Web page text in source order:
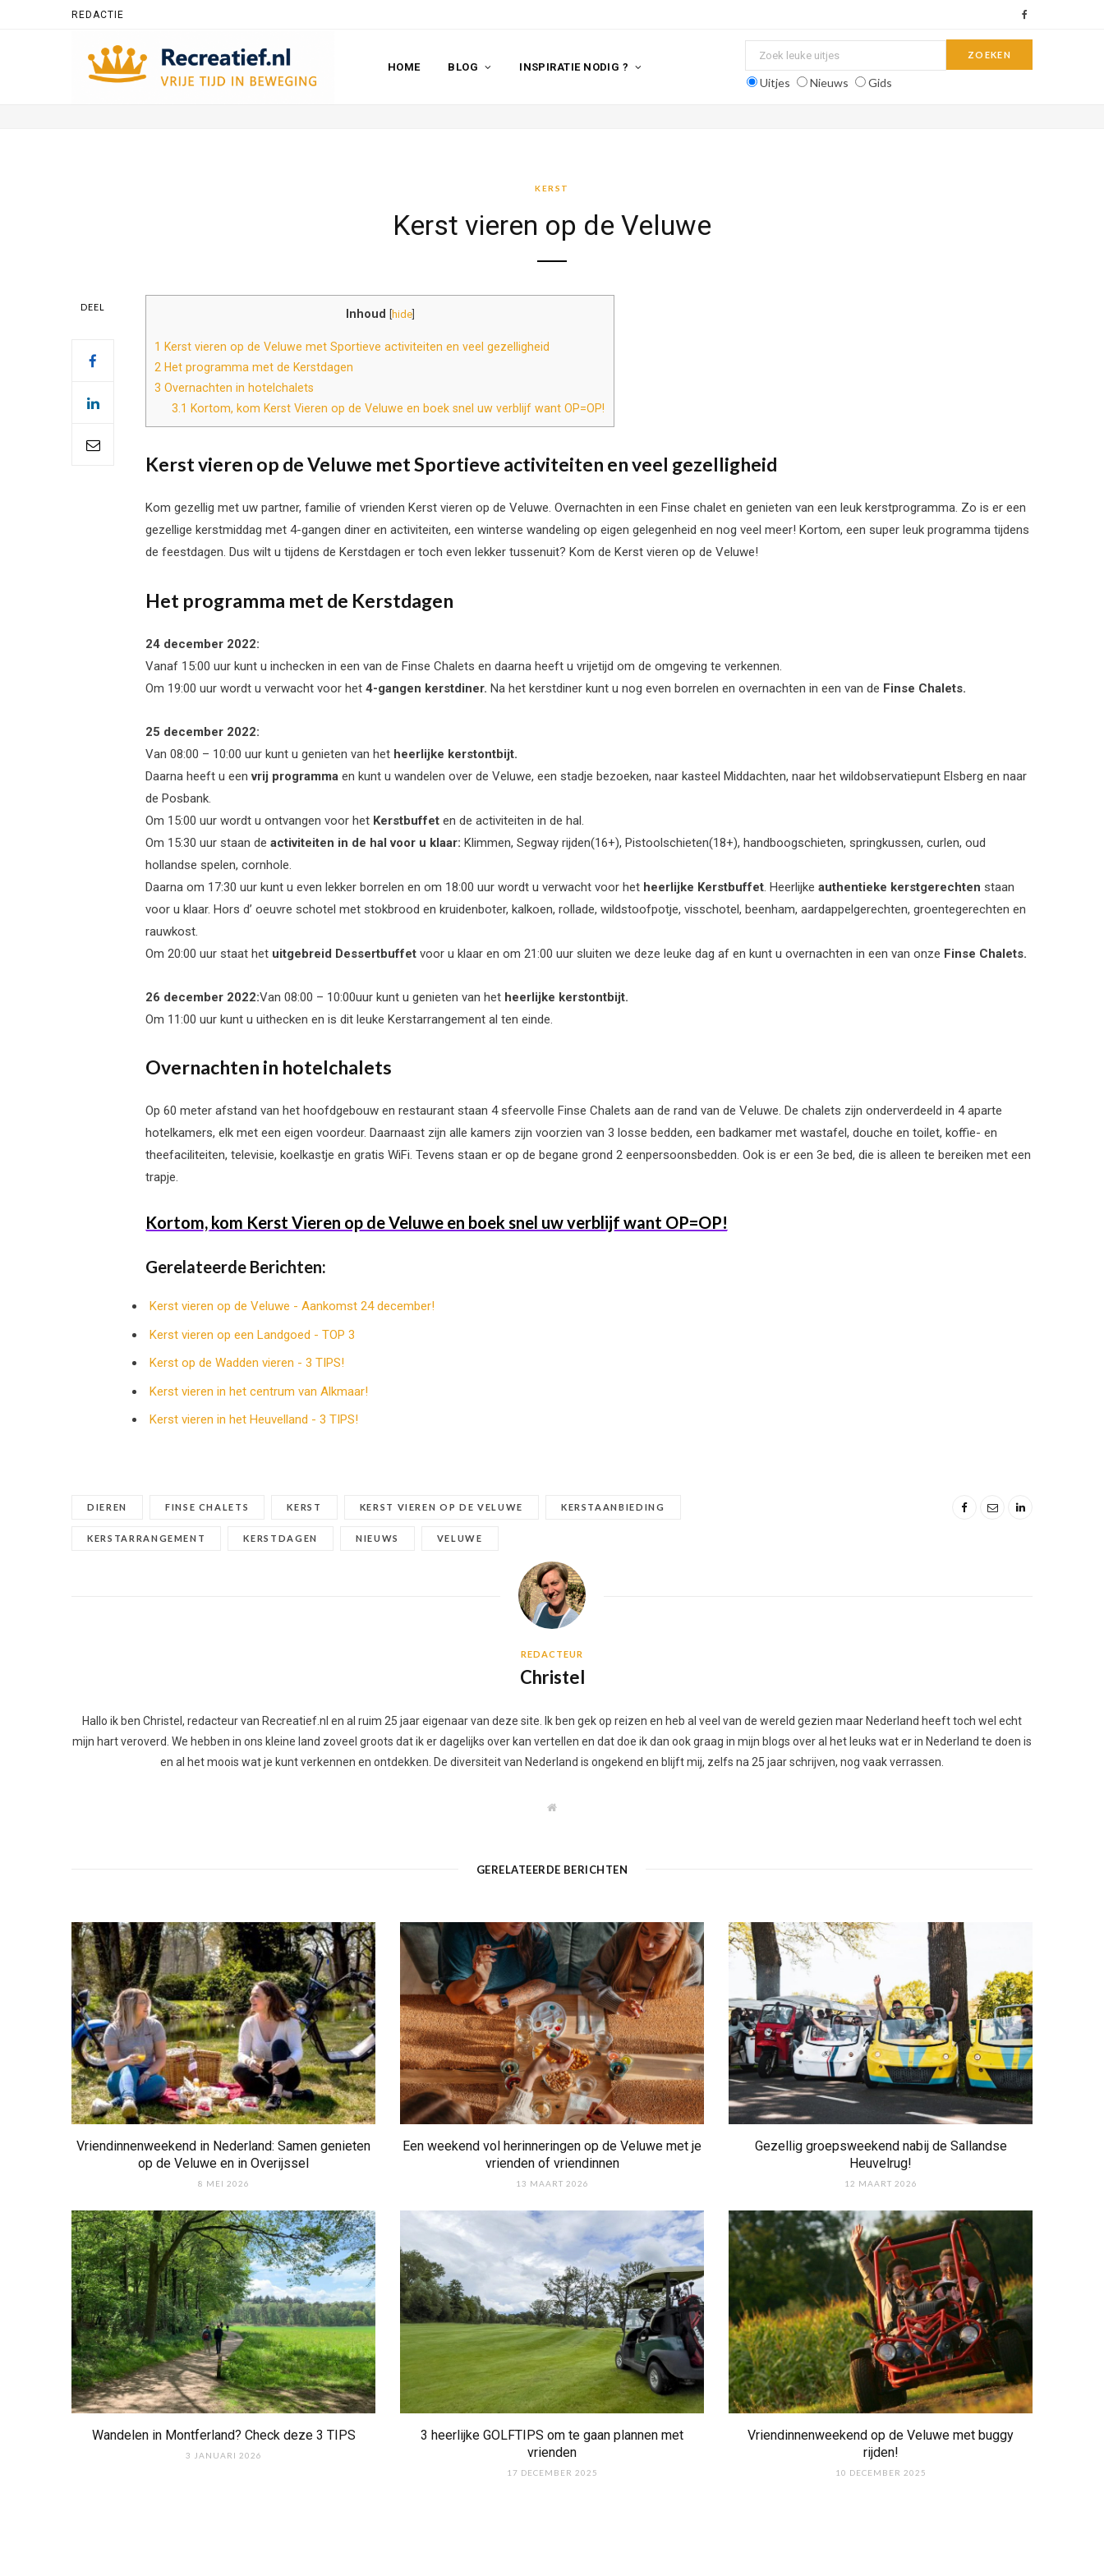
REDACTIE
c
HOME BLOG INSPIRATIE NODIG ?
Uitjes Nieuws Gids
KERST
Kerst vieren op de Veluwe
DEEL
Inhoud hide]
1 Kerst vieren op de Veluwe met Sportieve activiteiten en veel gezelligheid
2 Het programma met de Kerstdagen
3 Overnachten in hotelchalets
3.1 Kortom, kom Kerst Vieren op de Veluwe en boek snel uw verblijf want OP=OP!
Kerst vieren op de Veluwe met Sportieve activiteiten en veel gezelligheid
Kom gezellig met uw partner, familie of vrienden Kerst vieren op de Veluwe. Overnachten in een Finse chalet en genieten van een leuk kerstprogramma. Zo is er een
gezellige kerstmiddag met 4-gangen diner en activiteiten, een winterse wandeling op eigen gelegenheid en nog veel meer! Kortom, een super leuk programma tijdens
de feestdagen. Dus wilt u tijdens de Kerstdagen er toch even lekker tussenuit? Kom de Kerst vieren op de Veluwe!
Het programma met de Kerstdagen
24 december 2022:
Vanaf 15:00 uur kunt u inchecken in een van de Finse Chalets en daarna heeft u vrijetijd om de omgeving te verkennen.
Om 19:00 uur wordt u verwacht voor het 4-gangen kerstdiner. Na het kerstdiner kunt u nog even borrelen en overnachten in een van de Finse Chalets.
25 december 2022:
Van 08:00 – 10:00 uur kunt u genieten van het heerlijke kerstontbijt.
Daarna heeft u een vrij programma en kunt u wandelen over de Veluwe, een stadje bezoeken, naar kasteel Middachten, naar het wildobservatiepunt Elsberg en naar
de Posbank.
Om 15:00 uur wordt u ontvangen voor het Kerstbuffet en de activiteiten in de hal.
Om 15:30 uur staan de activiteiten in de hal voor u klaar: Klimmen, Segway rijden(16+), Pistoolschieten(18+), handboogschieten, springkussen, curlen, oud
hollandse spelen, cornhole.
Daarna om 17:30 uur kunt u even lekker borrelen en om 18:00 uur wordt u verwacht voor het heerlijke Kerstbuffet. Heerlijke authentieke kerstgerechten staan
voor u klaar. Hors d’ oeuvre schotel met stokbrood en kruidenboter, kalkoen, rollade, wildstoofpotje, visschotel, beenham, aardappelgerechten, groentegerechten en
rauwkost.
Om 20:00 uur staat het uitgebreid Dessertbuffet voor u klaar en om 21:00 uur sluiten we deze leuke dag af en kunt u overnachten in een van onze Finse Chalets.
26 december 2022:Van 08:00 – 10:00uur kunt u genieten van het heerlijke kerstontbijt.
Om 11:00 uur kunt u uithecken en is dit leuke Kerstarrangement al ten einde.
Overnachten in hotelchalets
Op 60 meter afstand van het hoofdgebouw en restaurant staan 4 sfeervolle Finse Chalets aan de rand van de Veluwe. De chalets zijn onderverdeeld in 4 aparte
hotelkamers, elk met een eigen voordeur. Daarnaast zijn alle kamers zijn voorzien van 3 losse bedden, een badkamer met wastafel, douche en toilet, koffie- en
theefaciliteiten, televisie, koelkastje en gratis WiFi. Tevens staan er op de begane grond 2 eenpersoonsbedden. Ook is er een 3e bed, die is alleen te bereiken met een
trapje.
Kortom, kom Kerst Vieren op de Veluwe en boek snel uw verblijf want OP=OP!
Gerelateerde Berichten:
Kerst vieren op de Veluwe - Aankomst 24 december!
Kerst vieren op een Landgoed - TOP 3
Kerst op de Wadden vieren - 3 TIPS!
Kerst vieren in het centrum van Alkmaar!
Kerst vieren in het Heuvelland - 3 TIPS!
DIEREN FINSE CHALETS KERST KERST VIEREN OP DE VELUWE KERSTAANBIEDING
KERSTARRANGEMENT KERSTDAGEN NIEUWS VELUWE
REDACTEUR
Christel
Hallo ik ben Christel, redacteur van Recreatief.nl en al ruim 25 jaar eigenaar van deze site. Ik ben gek op reizen en heb al veel van de wereld gezien maar Nederland heeft toch wel echt
mijn hart veroverd. We hebben in ons kleine land zoveel groots dat ik er dagelijks over kan vertellen en dat doe ik dan ook graag in mijn blogs over al het leuks wat er in Nederland te doen is
en al het moois wat je kunt verkennen en ontdekken. De diversiteit van Nederland is ongekend en blijft mij, zelfs na 25 jaar schrijven, nog vaak verrassen.
W
e
GERELATEERDE BERICHTEN
Vriendinnenweekend in Nederland: Samen genieten
op de Veluwe en in Overijssel
8 MEI 2026
Een weekend vol herinneringen op de Veluwe met je
vrienden of vriendinnen
13 MAART 2026
Gezellig groepsweekend nabij de Sallandse
Heuvelrug!
12 MAART 2026
Wandelen in Montferland? Check deze 3 TIPS
3 JANUARI 2026
3 heerlijke GOLFTIPS om te gaan plannen met
vrienden
17 DECEMBER 2025
Vriendinnenweekend op de Veluwe met buggy
rijden!
10 DECEMBER 2025